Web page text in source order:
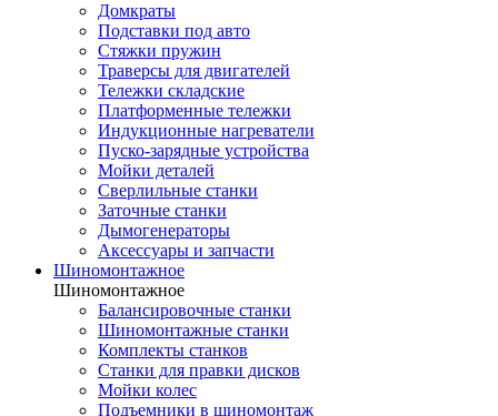
Домкраты
Подставки под авто
Стяжки пружин
Траверсы для двигателей
Тележки складские
Платформенные тележки
Индукционные нагреватели
Пуско-зарядные устройства
Мойки деталей
Сверлильные станки
Заточные станки
Дымогенераторы
Аксессуары и запчасти
Шиномонтажное
Шиномонтажное
Балансировочные станки
Шиномонтажные станки
Комплекты станков
Станки для правки дисков
Мойки колес
Подъемники в шиномонтаж